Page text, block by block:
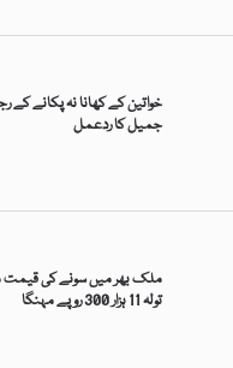
خواتین کے کھانا نہ پکانے کے
جمیل کا ردعمل
ملک بھر میں سونے کی قیمت
تولہ 11 ہزار 300 روپے مہنگا